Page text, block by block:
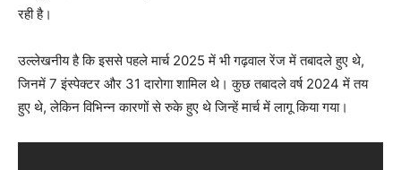
रही है।
उल्लेखनीय है कि इससे पहले मार्च 2025 में भी गढ़वाल रेंज में तबादले हुए थे,
जिनमें 7 इंस्पेक्टर और 31 दारोगा शामिल थे। कुछ तबादले वर्ष 2024 में तय
हुए थे, लेकिन विभिन्न कारणों से रुके हुए थे जिन्हें मार्च में लागू किया गया।